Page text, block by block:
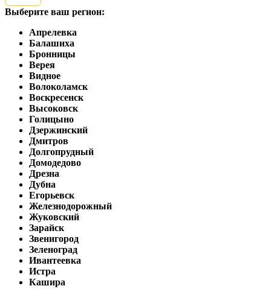
Выберите ваш регион:
Апрелевка
Балашиха
Бронницы
Верея
Видное
Волоколамск
Воскресенск
Высоковск
Голицыно
Дзержинский
Дмитров
Долгопрудный
Домодедово
Дрезна
Дубна
Егорьевск
Железнодорожный
Жуковский
Зарайск
Звенигород
Зеленоград
Ивантеевка
Истра
Кашира